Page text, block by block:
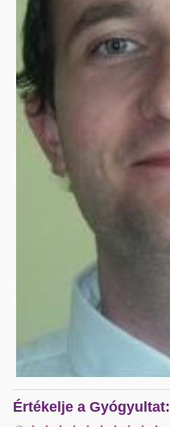
Értékelje a Gyógyultat: